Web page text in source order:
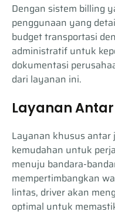
Dengan sistem billing
penggunaan yang
budget transportasi
administratif untuk
dokumentasi
dari layanan ini.
Layanan
Layanan khusus antar
kemudahan untuk
menuju bandara-
mempertimbangkan
lintas, driver akan
optimal untuk